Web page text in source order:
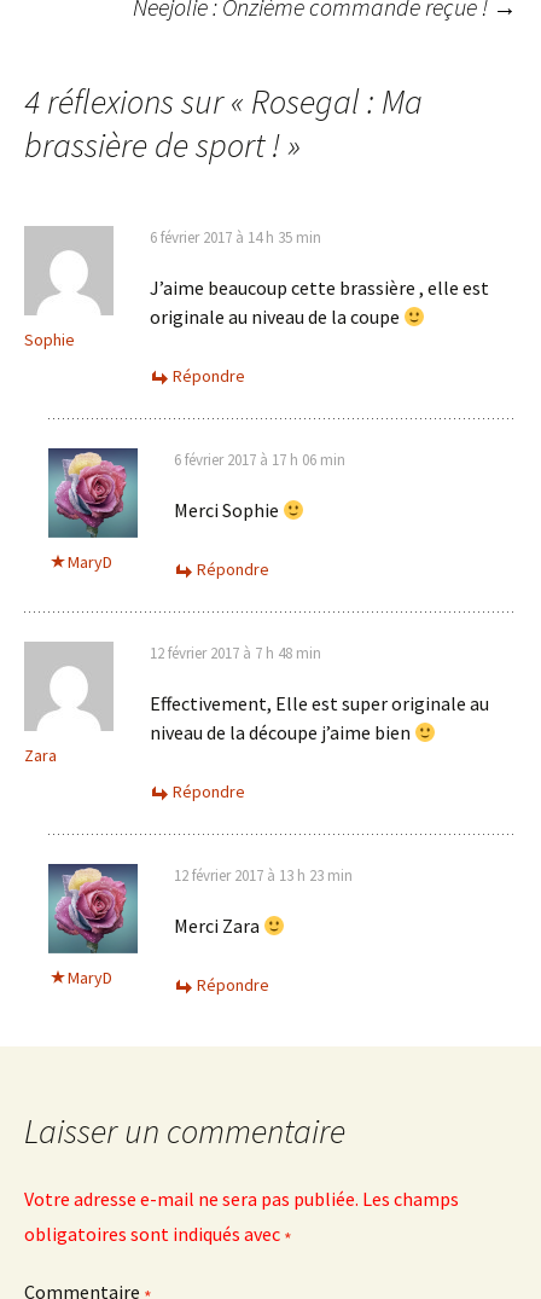
articles
Neejolie : Onzième commande reçue ! →
4 réflexions sur « Rosegal : Ma
brassière de sport !»
Sophie
6 février 2017 à 14 h 35 min
J’aime beaucoup cette brassière , elle est
originale au niveau de la coupe
Répondre
MaryD
6 février 2017 à 17 h 06 min
Merci Sophie
Répondre
Zara
12 février 2017 à 7 h 48 min
Effectivement, Elle est super originale au
niveau de la découpe j’aime bien
Répondre
MaryD
12 février 2017 à 13 h 23 min
Merci Zara
Répondre
Laisser un commentaire
Votre adresse e-mail ne sera pas publiée. Les champs
obligatoires sont indiqués avec *
Commentaire